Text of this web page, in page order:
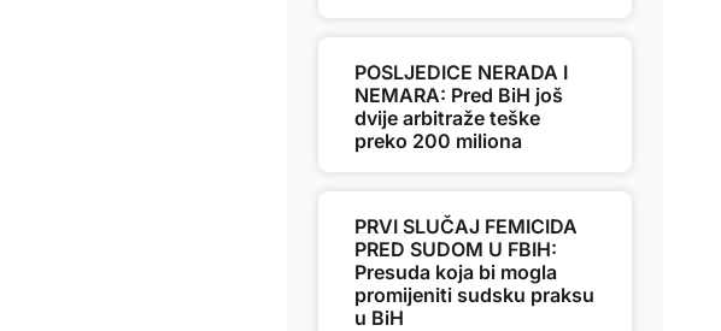
POSLJEDICE NERADA I
NEMARA: Pred BiH još
dvije arbitraže teške
preko 200 miliona
PRVI SLUČAJ FEMICIDA
PRED SUDOM U FBIH:
Presuda koja bi mogla
promijeniti sudsku praksu
u BiH